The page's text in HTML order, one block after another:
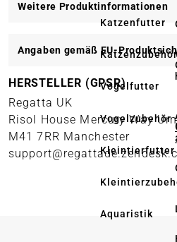
Katzenfutter
Katzenzubehör
Vogelfutter
Vogelzubehör
Kleintierfutter
Aquaristik
Weitere Produktinformationen
Angaben gemäß EU-
HERSTELLER (GPSR)
Regatta UK
Risol House Mercury Way
M41 7RR Manchester